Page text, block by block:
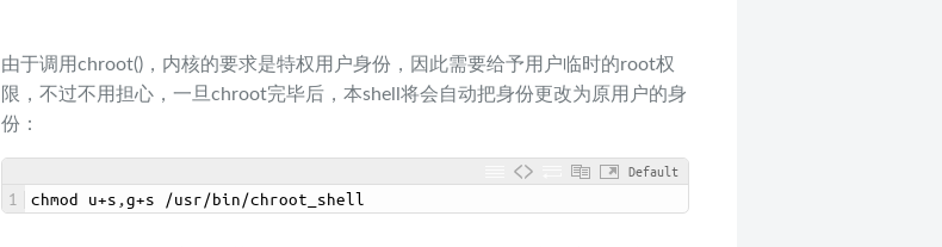
由于调用chroot()，内核的要求是特权用户身份，因此需要给予用户临时的root权
限，不过不用担心，一旦chroot完毕后，本shell将会自动把身份更改为原用户的身
份：
Default
1 chmod u+s ,g+s /usr /bin /chroot_shell